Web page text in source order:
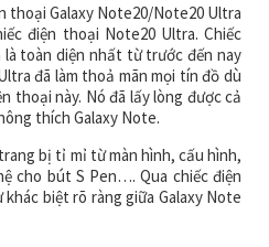
thoại Galaxy Note20/Note20 Ultra
điện thoại Note20 Ultra. Chiếc
toàn diện nhất từ trước đến nay
đã làm thoả mãn mọi tín đồ dù
thoại này. Nó đã lấy lòng được cả
thích Galaxy Note.
bị tỉ mỉ từ màn hình, cấu hình,
cho bút S Pen…. Qua chiếc điện
biệt rõ ràng giữa Galaxy Note